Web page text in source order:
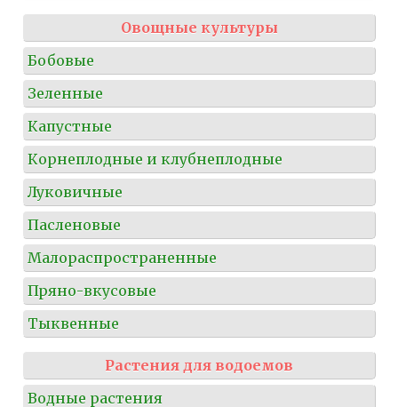
Овощные культуры
Бобовые
Зеленные
Капустные
Корнеплодные и клубнеплодные
Луковичные
Пасленовые
Малораспространенные
Пряно-вкусовые
Тыквенные
Растения для водоемов
Водные растения